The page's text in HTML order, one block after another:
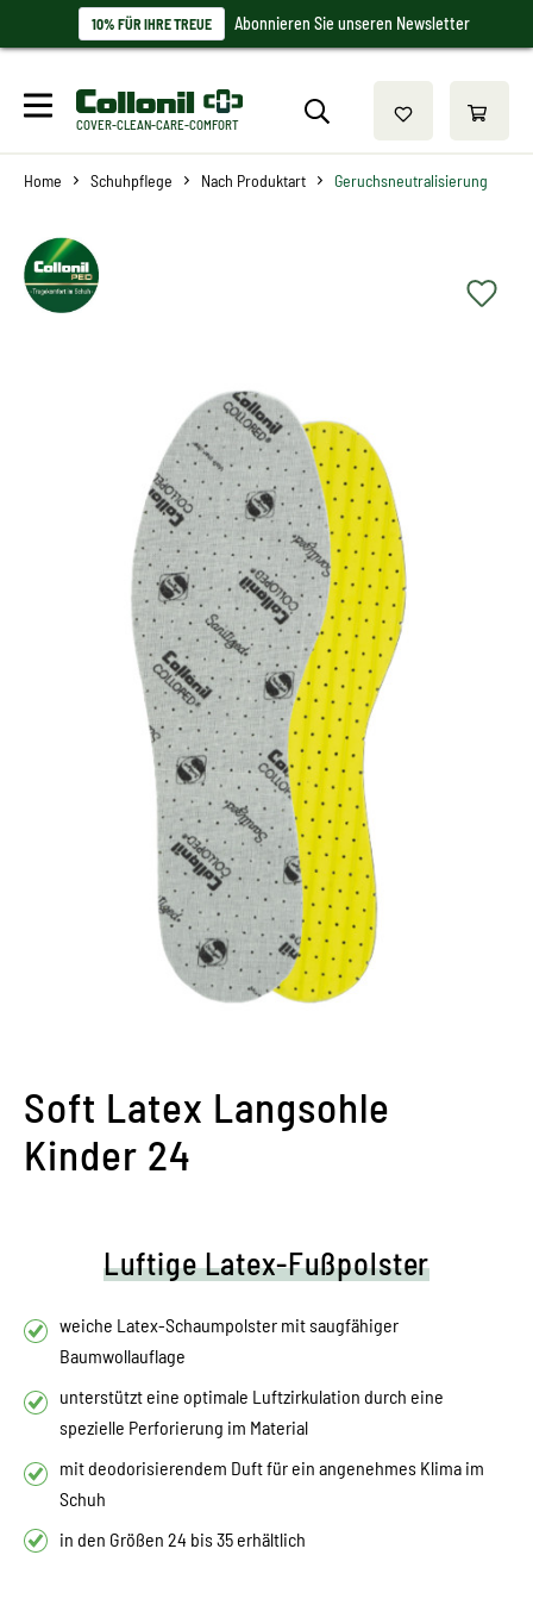
10% FÜR IHRE TREUE Abonnieren Sie unseren Newsletter
COVER-CLEAN-CARE-COMFORT
Home Schuhpflege Nach Produktart Geruchsneutralisierung
Soft Latex Langsohle
Kinder 24
Luftige Latex-Fußpolster
weiche Latex-Schaumpolster mit saugfähiger
Baumwollauflage
unterstützt eine optimale Luftzirkulation durch eine
spezielle Perforierung im Material
mit deodorisierendem Duft für ein angenehmes Klima im
Schuh
in den Größen 24 bis 35 erhältlich